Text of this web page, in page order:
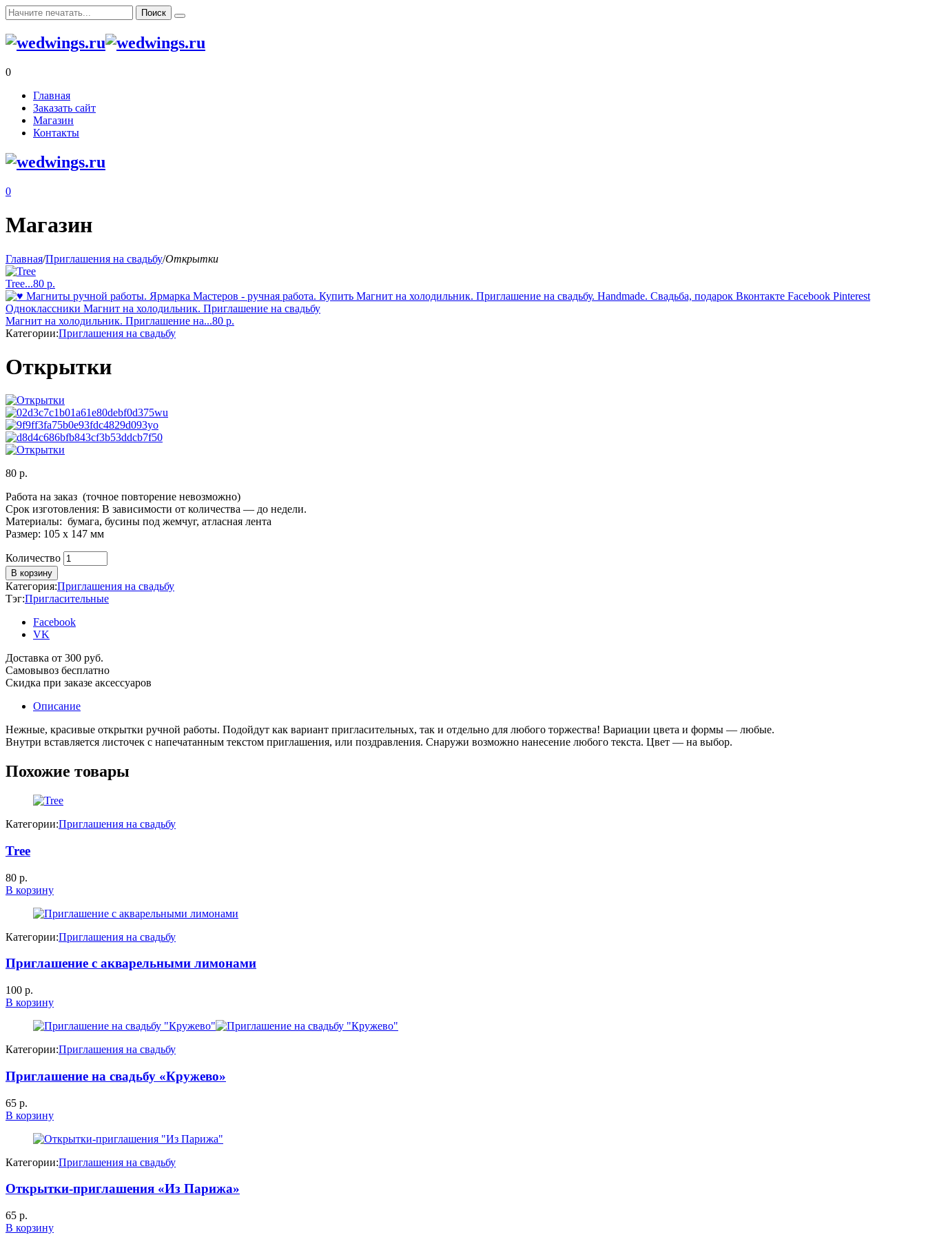
0
Главная
Заказать сайт
Магазин
Контакты
0
Магазин
Главная/Приглашения на свадьбу/Открытки
Tree...80 р.
Магнит на холодильник. Приглашение на...80 р.
Категории:Приглашения на свадьбу
Открытки
80 р.
Работа на заказ (точное повторение невозможно)
Срок изготовления: В зависимости от количества — до недели.
Материалы: бумага, бусины под жемчуг, атласная лента
Размер: 105 х 147 мм
Количество
Количество
В корзину
Категория:Приглашения на свадьбу
Тэг:Пригласительные
Facebook
VK
Доставка от 300 руб.
Самовывоз бесплатно
Скидка при заказе аксессуаров
Описание
Нежные, красивые открытки ручной работы. Подойдут как вариант пригласительных, так и отдельно для любого торжества! Вариации цвета и формы — любые.
Внутри вставляется листочек с напечатанным текстом приглашения, или поздравления. Снаружи возможно нанесение любого текста. Цвет — на выбор.
Похожие товары
Категории:Приглашения на свадьбу
Tree
80 р.
В корзину
Категории:Приглашения на свадьбу
Приглашение с акварельными лимонами
100 р.
В корзину
Категории:Приглашения на свадьбу
Приглашение на свадьбу «Кружево»
65 р.
В корзину
Категории:Приглашения на свадьбу
Открытки-приглашения «Из Парижа»
65 р.
В корзину